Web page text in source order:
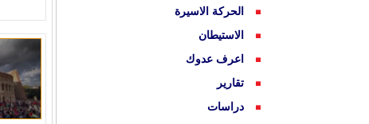
الحركة الاسيرة
الاستيطان
اعرف عدوك
تقارير
دراسات